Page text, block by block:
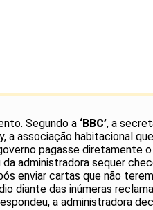
Segundo a ‘BBC’, a
associação habitacional
pagasse diretamente
administradora sequer
enviar cartas que não
diante das inúmeras
a administradora